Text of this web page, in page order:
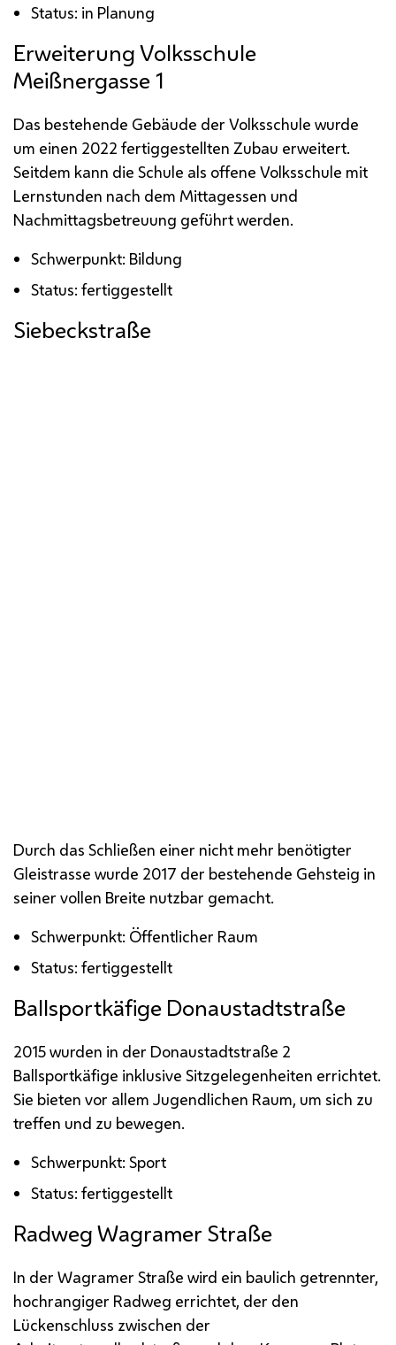
Status: in Planung
Erweiterung Volksschule
Meißnergasse 1
Das bestehende Gebäude der Volksschule wurde
um einen 2022 fertiggestellten Zubau erweitert.
Seitdem kann die Schule als offene Volksschule mit
Lernstunden nach dem Mittagessen und
Nachmittagsbetreuung geführt werden.
Schwerpunkt: Bildung
Status: fertiggestellt
Siebeckstraße
Durch das Schließen einer nicht mehr benötigter
Gleistrasse wurde 2017 der bestehende Gehsteig in
seiner vollen Breite nutzbar gemacht.
Schwerpunkt: Öffentlicher Raum
Status: fertiggestellt
Ballsportkäfige Donaustadtstraße
2015 wurden in der Donaustadtstraße 2
Ballsportkäfige inklusive Sitzgelegenheiten errichtet.
Sie bieten vor allem Jugendlichen Raum, um sich zu
treffen und zu bewegen.
Schwerpunkt: Sport
Status: fertiggestellt
Radweg Wagramer Straße
In der Wagramer Straße wird ein baulich getrennter,
hochrangiger Radweg errichtet, der den
Lückenschluss zwischen der